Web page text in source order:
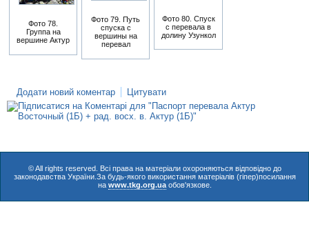
Фото 78.
Группа на
вершине Актур
Фото 79. Путь
спуска с
вершины на
перевал
Фото 80. Спуск
с перевала в
долину Узункол
Додати новий коментар Цитувати
© All rights reserved. Всі права на матеріали охороняються відповідно до
законодавства України.За будь-якого використання матеріалів (гіпер)посилання
на www.tkg.org.uaобов'язкове.